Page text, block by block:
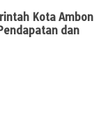
Kota Ambon
dan